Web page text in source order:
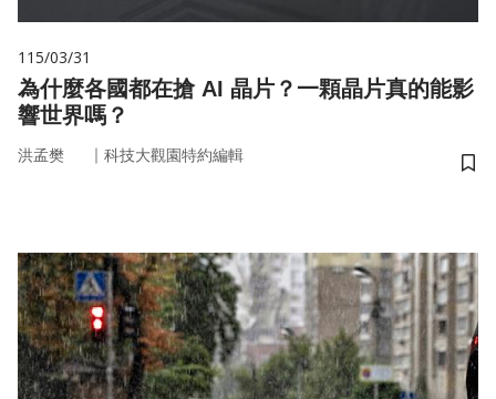
115/03/31
為什麼各國都在搶 AI 晶片？一顆晶片真的能影
響世界嗎？
洪孟樊 ｜ 科技大觀園特約編輯
儲